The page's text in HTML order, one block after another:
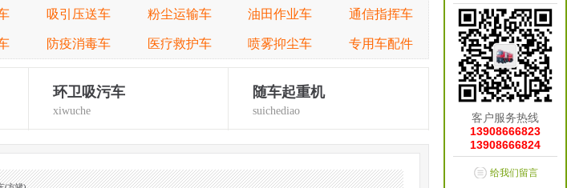
吸引压送车 粉尘运输车 油田作业车 通信指挥车
防疫消毒车 医疗救护车 喷雾抑尘车 专用车配件
环卫吸污车
xiwuche
随车起重机
suichediao
客户服务热线
13908666823
13908666824
给我们留言